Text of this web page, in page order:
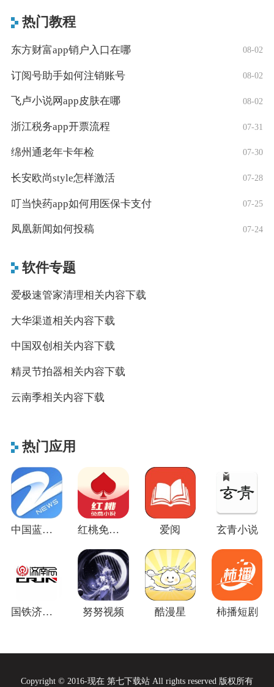
热门教程
东方财富app销户入口在哪 08-02
订阅号助手如何注销账号 08-02
飞卢小说网app皮肤在哪 08-02
浙江税务app开票流程 07-31
绵州通老年卡年检 07-30
长安欧尚style怎样激活 07-28
叮当快药app如何用医保卡支付 07-25
凤凰新闻如何投稿 07-24
软件专题
爱极速管家清理相关内容下载
大华渠道相关内容下载
中国双创相关内容下载
精灵节拍器相关内容下载
云南季相关内容下载
热门应用
中国蓝新闻 红桃免费小说 爱阅 玄青小说
国铁济南局官方版 努努视频 酷漫星 柿播短剧
Copyright © 2016-现在 第七下载站 All rights reserved 版权所有